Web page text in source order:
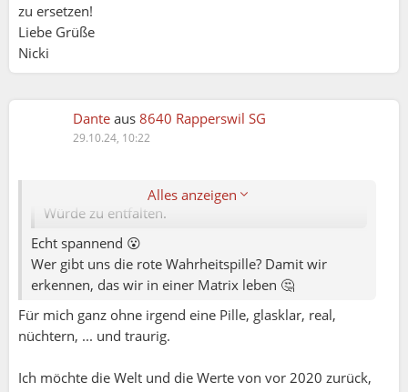
zu ersetzen!
Liebe Grüße
Nicki
Dante aus 8640 Rapperswil SG
29.10.24, 10:22
Alles anzeigen
1932. Brave New World von Aldous Huxley:
https://www.goodreads.com/book/show/5129.Br
Das (!) ist das Thema, das nach meinem
Verständnis dem Mann-Frau Ding letztlich zu
Freiheit und Sicherheit, Individualität, Frieden und
Würde zu entfalten.
Echt spannend 😮
Wer gibt uns die rote Wahrheitspille? Damit wir
erkennen, das wir in einer Matrix leben 🤔
Für mich ganz ohne irgend eine Pille, glasklar, real,
nüchtern, ... und traurig.
Ich möchte die Welt und die Werte von vor 2020 zurück,